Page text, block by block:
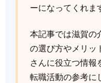
ーになってくれま
本記事では滋賀の
の選び方やメリッ
さんに役立つ情報
転職活動の参考に